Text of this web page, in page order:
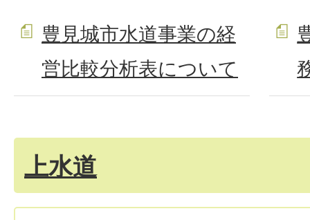
豊見城市水道事業の経
営比較分析表について
上水道